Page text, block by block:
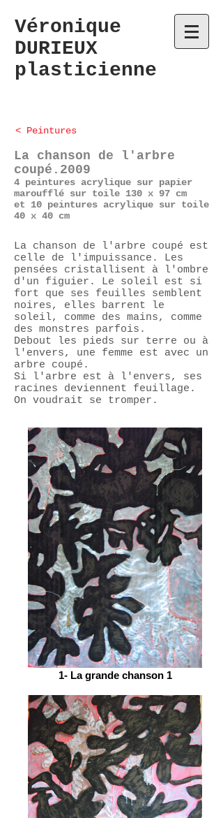
Véronique
DURIEUX
plasticienne
< Peintures
La chanson de l'arbre
coupé.2009
4 peintures acrylique sur papier
maroufflé sur toile 130 x 97 cm
et 10 peintures acrylique sur toile
40 x 40 cm
La chanson de l'arbre coupé est
celle de l'impuissance. Les
pensées cristallisent à l'ombre
d'un figuier. Le soleil est si
fort que ses feuilles semblent
noires, elles barrent le
soleil, comme des mains, comme
des monstres parfois.
Debout les pieds sur terre ou à
l'envers, une femme est avec un
arbre coupé.
Si l'arbre est à l'envers, ses
racines deviennent feuillage.
On voudrait se tromper.
1- La grande chanson 1